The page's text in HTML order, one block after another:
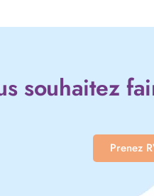
souhaitez
Prenez